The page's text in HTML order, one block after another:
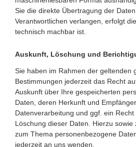
Sie die direkte Übertragung der
Verantwortlichen verlangen, erfolgt
technisch machbar ist.
Auskunft, Löschung und
Sie haben im Rahmen der geltenden
Bestimmungen jederzeit das Recht
Auskunft über Ihre gespeicherten
Daten, deren Herkunft und
Datenverarbeitung und ggf. ein
Löschung dieser Daten. Hierzu sowie
zum Thema personenbezogene
jederzeit an uns wenden.